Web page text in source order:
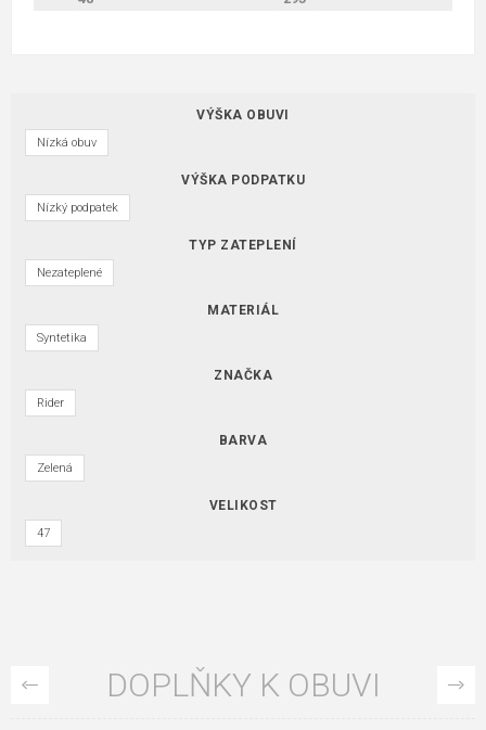
VÝŠKA OBUVI
Nízká obuv
VÝŠKA PODPATKU
Nízký podpatek
TYP ZATEPLENÍ
Nezateplené
MATERIÁL
Syntetika
ZNAČKA
Rider
BARVA
Zelená
VELIKOST
47
DOPLŇKY K OBUVI